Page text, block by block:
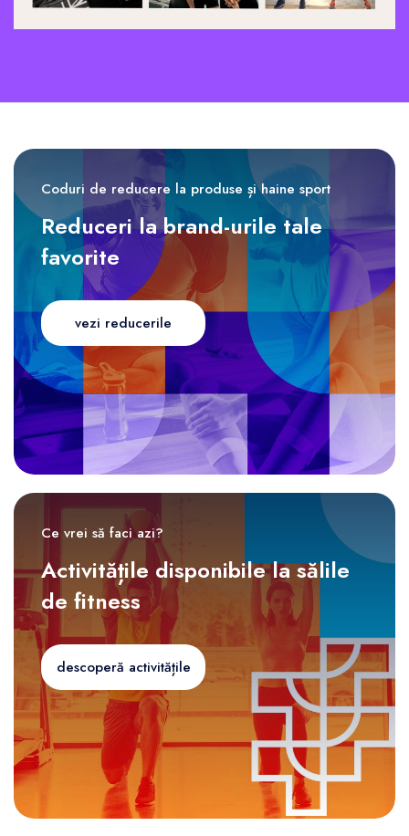
Coduri de reducere la produse și haine sport
Reduceri la brand-urile tale
favorite
vezi reducerile
Ce vrei să faci azi?
Activitățile disponibile la sălile
de fitness
descoperă activitățile